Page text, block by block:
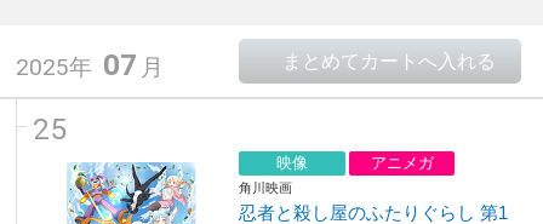
2025年 07 月
25
映像 アニメガ
角川映画
忍者と殺し屋のふたりぐらし 第1